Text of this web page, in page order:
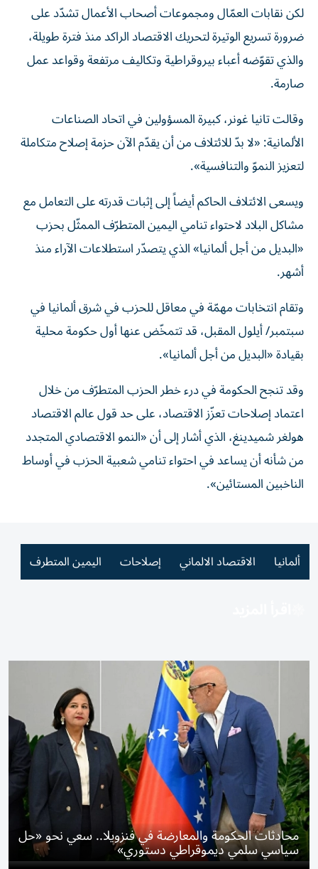
لكن نقابات العمّال ومجموعات أصحاب الأعمال تشدّد على
ضرورة تسريع الوتيرة لتحريك الاقتصاد الراكد منذ فترة طويلة،
والذي تقوّضه أعباء بيروقراطية وتكاليف مرتفعة وقواعد عمل
صارمة.
وقالت تانيا غونر، كبيرة المسؤولين في اتحاد الصناعات
الألمانية: «لا بدّ للائتلاف من أن يقدّم الآن حزمة إصلاح متكاملة
لتعزيز النموّ والتنافسية».
ويسعى الائتلاف الحاكم أيضاً إلى إثبات قدرته على التعامل مع
مشاكل البلاد لاحتواء تنامي اليمين المتطرّف الممثّل بحزب
«البديل من أجل ألمانيا» الذي يتصدّر استطلاعات الآراء منذ
أشهر.
وتقام انتخابات مهمّة في معاقل للحزب في شرق ألمانيا في
سبتمبر/ أيلول المقبل، قد تتمخّض عنها أول حكومة محلية
بقيادة «البديل من أجل ألمانيا».
وقد تنجح الحكومة في درء خطر الحزب المتطرّف من خلال
اعتماد إصلاحات تعزّز الاقتصاد، على حد قول عالم الاقتصاد
هولغر شميدينغ، الذي أشار إلى أن «النمو الاقتصادي المتجدد
من شأنه أن يساعد في احتواء تنامي شعبية الحزب في أوساط
الناخبين المستائين».
ألمانيا الاقتصاد الالماني إصلاحات اليمين المتطرف
محادثات الحكومة والمعارضة في فنزويلا.. سعي نحو «حل
سياسي سلمي ديموقراطي دستوري»